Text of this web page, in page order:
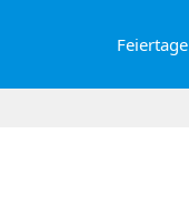
Feiertage